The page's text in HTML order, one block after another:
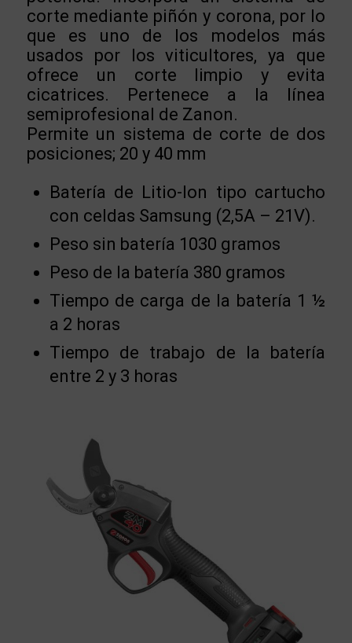
corte mediante piñón y corona, por lo
que es uno de los modelos más
usados por los viticultores, ya que
ofrece un corte limpio y evita
cicatrices. Pertenece a la línea
semiprofesional de Zanon.
Permite un sistema de corte de dos
posiciones; 20 y 40 mm
Batería de Litio-Ion tipo cartucho
con celdas Samsung (2,5A – 21V).
Peso sin batería 1030 gramos
Peso de la batería 380 gramos
Tiempo de carga de la batería 1 ½
a 2 horas
Tiempo de trabajo de la batería
entre 2 y 3 horas